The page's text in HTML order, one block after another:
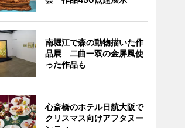
南堀江で森の動物描いた作
品展 二曲一双の金屏風使
った作品も
心斎橋のホテル日航大阪で
クリスマス向けアフタヌー